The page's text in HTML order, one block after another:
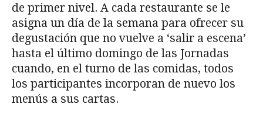
de primer nivel. A cada restaurante se le
asigna un día de la semana para ofrecer su
degustación que no vuelve a ‘salir a escena’
hasta el último domingo de las Jornadas
cuando, en el turno de las comidas, todos
los participantes incorporan de nuevo los
menús a sus cartas.